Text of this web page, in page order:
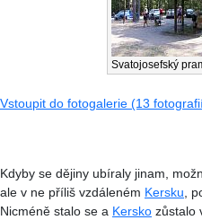
Svatojosefský
Vstoupit do fotogalerie (13
Kdyby se dějiny ubíraly jinam,
ale v ne příliš vzdáleném Kersku,
Nicméně stalo se a Kersko zůstalo